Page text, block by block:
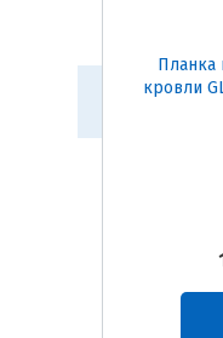
Планка
кровли